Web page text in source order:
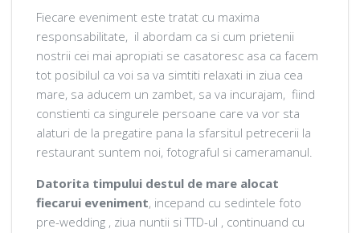
Fiecare eveniment este tratat cu maxima
responsabilitate, il abordam ca si cum prietenii
nostrii cei mai apropiati se casatoresc asa ca facem
tot posibilul ca voi sa va simtiti relaxati in ziua cea
mare, sa aducem un zambet, sa va incurajam, fiind
constienti ca singurele persoane care va vor sta
alaturi de la pregatire pana la sfarsitul petrecerii la
restaurant suntem noi, fotograful si cameramanul.
Datorita timpului destul de mare alocat
fiecarui eveniment, incepand cu sedintele foto
pre-wedding , ziua nuntii si TTD-ul , continuand cu